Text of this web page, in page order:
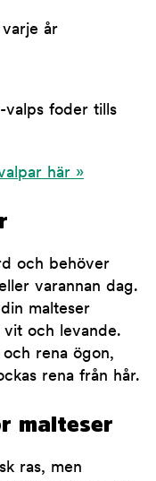
år
valps foder tills
här »
och behöver
varannan dag.
malteser
och levande.
rena ögon,
rena från hår.
malteser
ras, men